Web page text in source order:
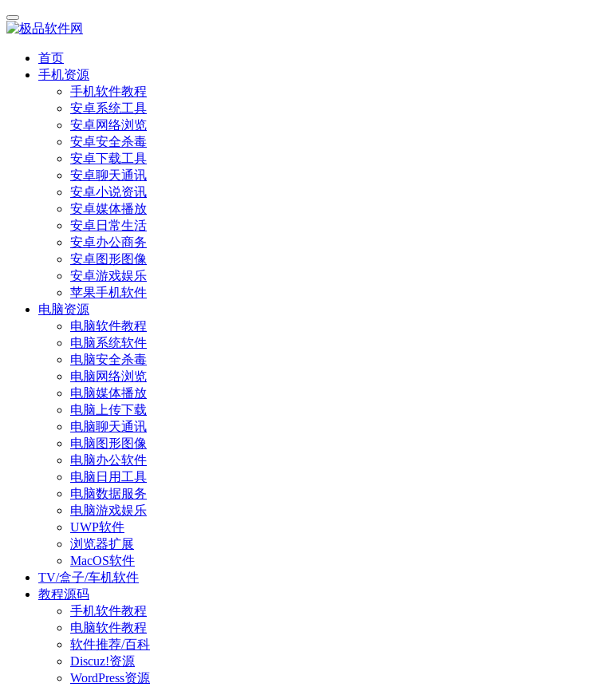
首页
手机资源
手机软件教程
安卓系统工具
安卓网络浏览
安卓安全杀毒
安卓下载工具
安卓聊天通讯
安卓小说资讯
安卓媒体播放
安卓日常生活
安卓办公商务
安卓图形图像
安卓游戏娱乐
苹果手机软件
电脑资源
电脑软件教程
电脑系统软件
电脑安全杀毒
电脑网络浏览
电脑媒体播放
电脑上传下载
电脑聊天通讯
电脑图形图像
电脑办公软件
电脑日用工具
电脑数据服务
电脑游戏娱乐
UWP软件
浏览器扩展
MacOS软件
TV/盒子/车机软件
教程源码
手机软件教程
电脑软件教程
软件推荐/百科
Discuz!资源
WordPress资源